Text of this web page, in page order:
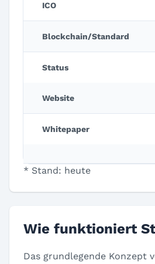
ICO
Blockchain/Standard
Status
Website
Whitepaper
* Stand: heute
Wie funktioniert
Das grundlegende Konzept